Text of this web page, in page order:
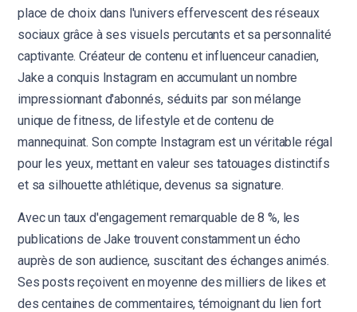
place de choix dans l'univers effervescent des réseaux
sociaux grâce à ses visuels percutants et sa personnalité
captivante. Créateur de contenu et influenceur canadien,
Jake a conquis Instagram en accumulant un nombre
impressionnant d'abonnés, séduits par son mélange
unique de fitness, de lifestyle et de contenu de
mannequinat. Son compte Instagram est un véritable régal
pour les yeux, mettant en valeur ses tatouages distinctifs
et sa silhouette athlétique, devenus sa signature.
Avec un taux d'engagement remarquable de 8 %, les
publications de Jake trouvent constamment un écho
auprès de son audience, suscitant des échanges animés.
Ses posts reçoivent en moyenne des milliers de likes et
des centaines de commentaires, témoignant du lien fort